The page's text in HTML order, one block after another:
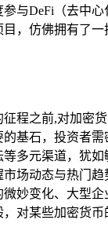
参与DeFi（去中
，仿佛拥有了
程之前,对加密
的基石，投资者
多元渠道，犹
场动态与热门
妙变化、大型企
对某些加密货